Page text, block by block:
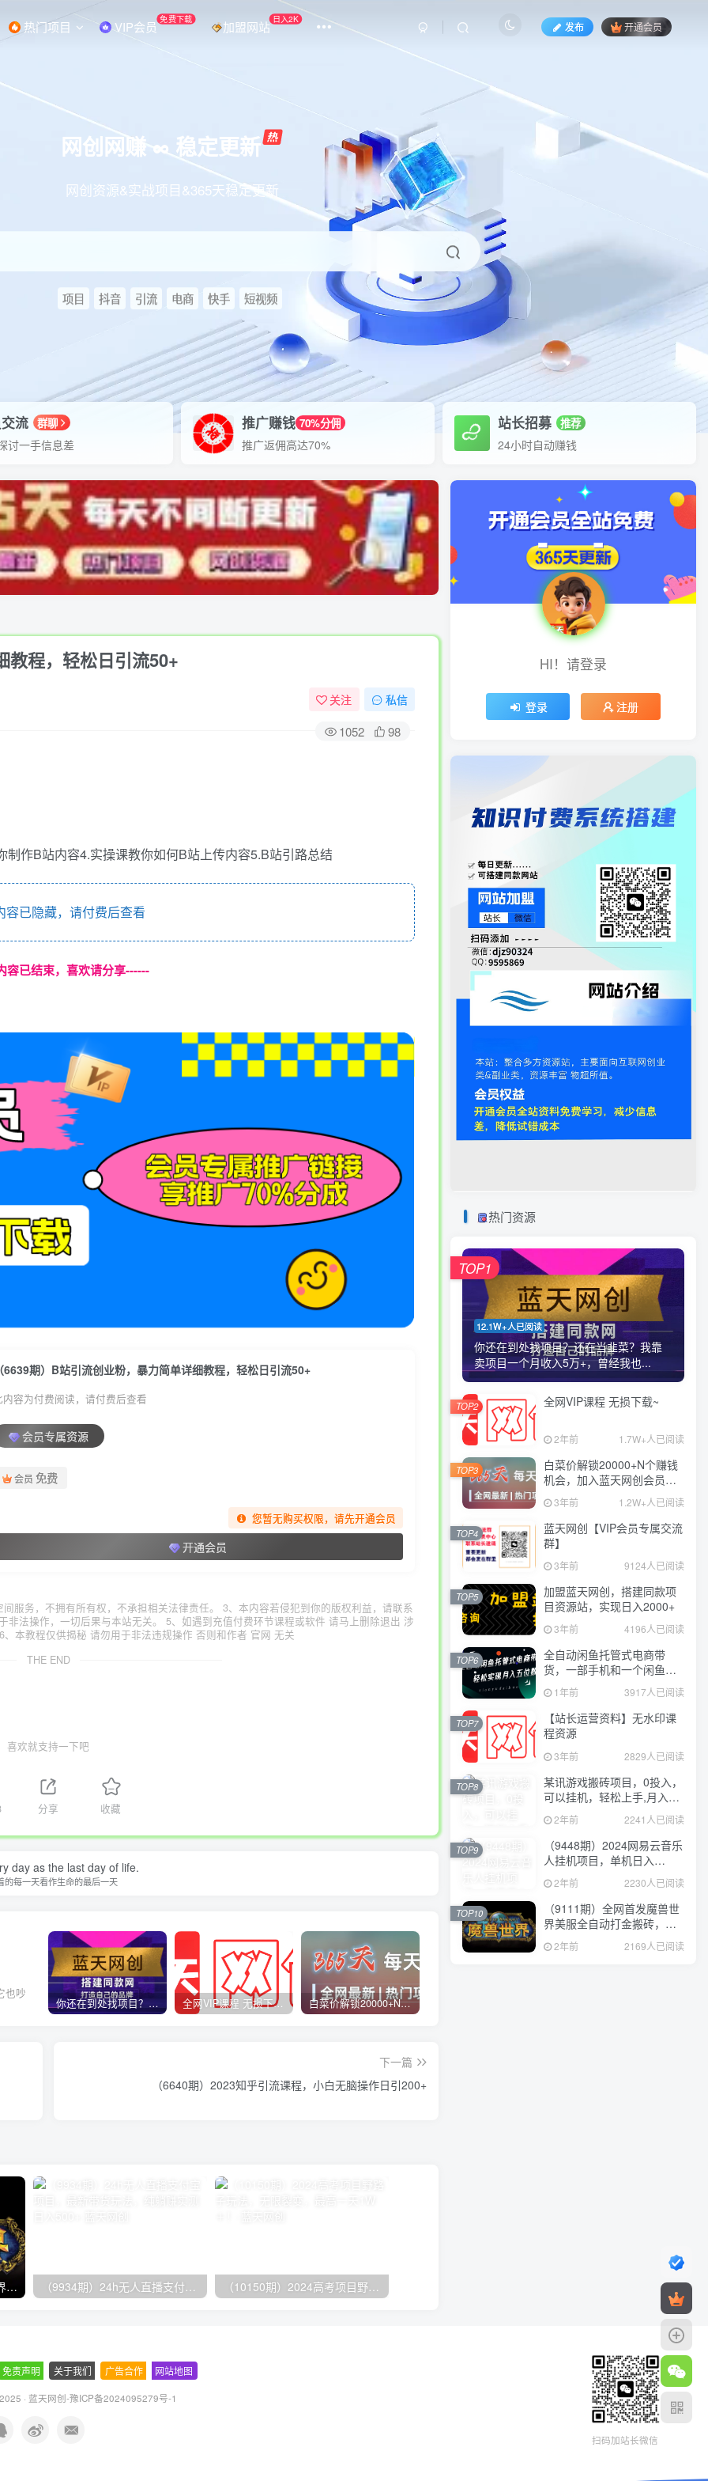
热门项目 VIP会员 免费下载 加盟网站 日入2K
发布 开通会员
网创网赚 ∞ 稳定更新
网创资源&实战项目&365天稳定更新
项目 抖音 引流 电商 快手 短视频
流 群聊
讨一手信息差
推广赚钱 70%分佣
推广返佣高达70%
站长招募 推荐
24小时自动赚钱
教程，轻松日引流50+
关注 私信
1052 98
作B站内容4.实操课教你如何B站上传内容5.B站引路总结
已隐藏，请付费后查看
容已结束，喜欢请分享------
6639期）B站引流创业粉，暴力简单详细教程，轻松日引流50+
内容为付费阅读，请付费后查看
会员专属资源
会员 免费
您暂无购买权限，请先开通会员
开通会员
服务，不拥有所有权，不承担相关法律责任。 3、本内容若侵犯到你的版权利益，请联系
法操作，一切后果与本站无关。 5、如遇到充值付费环节课程或软件 请马上删除退出 涉
本教程仅供揭秘 请勿用于非法违规操作 否则和作者 官网 无关
THE END
喜欢就支持一下吧
分享 收藏
day as the last day of life.
的每一天看作生命的最后一天
也吵
你还在到处找项目？还在当韭菜？我靠卖项目一个月收入5万+，曾经我也是个失败者。 全网VIP课程 无损下载~ 白菜价解锁20000+N个赚钱机会，加入蓝天网创会员，全站资源免费学习。
下一篇
（6640期）2023知乎引流课程，小白无脑操作日引200+
（9111期）全网首发魔兽世界美服全自动打金搬砖，日入1000+，简单好操作，保姆级教学 （9934期）24h无人直播支付宝项目，最新带货玩法，纯躺赚实测日入500+ （10150期）2024高考项目野路子玩法，无限裂变，最高一天1W＋！
HI！请登录
登录 注册
热门资源
12.1W+人已阅读
你还在到处找项目？还在当韭菜？我靠
卖项目一个月收入5万+，曾经我也...
TOP1
全网VIP课程 无损下载~
2年前 1.7W+人已阅读
TOP2
白菜价解锁20000+N个赚钱
机会，加入蓝天网创会员，
全站资源免费学习。
3年前 1.2W+人已阅读
TOP3
蓝天网创【VIP会员专属交流
群】
3年前 9124人已阅读
TOP4
加盟蓝天网创，搭建同款项
目资源站，实现日入2000+
3年前 4196人已阅读
TOP5
全自动闲鱼托管式电商带
货，一部手机和一个闲鱼号
就可以开干，轻松实现月入
五位数
1年前 3917人已阅读
TOP6
【站长运营资料】无水印课
程资源
3年前 2829人已阅读
TOP7
某讯游戏搬砖项目，0投入，
可以挂机，轻松上手,月入
3000+上不封顶
2年前 2241人已阅读
TOP8
（9448期）2024网易云音乐
人挂机项目，单机日入
150+，无脑月入5000+
2年前 2230人已阅读
TOP9
（9111期）全网首发魔兽世
界美服全自动打金搬砖，日
入1000+，简单好操作，保
姆级教学
2年前 2169人已阅读
TOP10
免责声明 关于我们 广告合作 网站地图
· 蓝天网创-豫ICP备2024095279号-1
扫码加站长微信